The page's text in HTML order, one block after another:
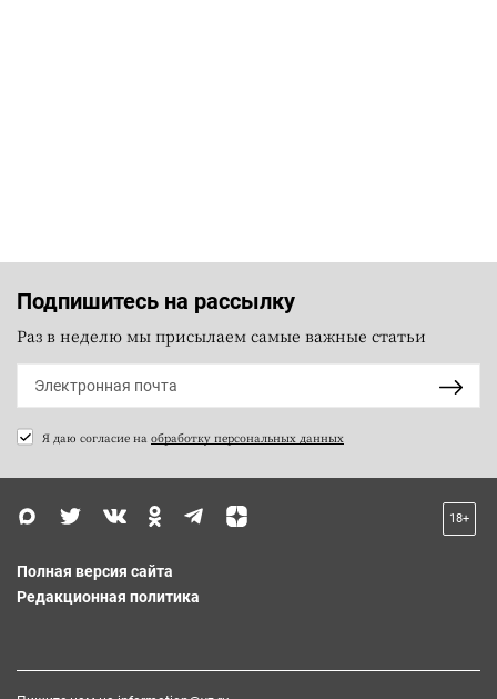
Подпишитесь на рассылку
Раз в неделю мы присылаем самые важные статьи
Я даю согласие на обработку персональных данных
18+
Полная версия сайта
Редакционная политика